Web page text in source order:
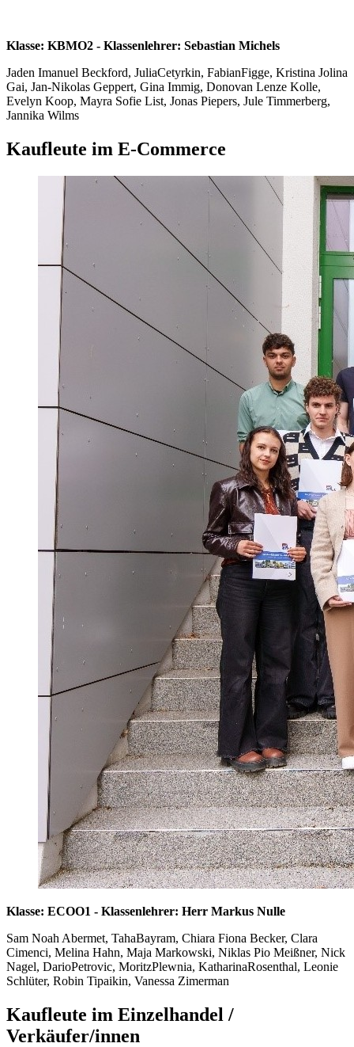
Klasse: KBMO2 - Klassenlehrer: Sebastian Michels
Jaden Imanuel Beckford, JuliaCetyrkin, FabianFigge, Kristina Jolina
Gai, Jan-Nikolas Geppert, Gina Immig, Donovan Lenze Kolle,
Evelyn Koop, Mayra Sofie List, Jonas Piepers, Jule Timmerberg,
Jannika Wilms
Kaufleute im E-Commerce
Klasse: ECOO1 - Klassenlehrer: Herr Markus Nulle
Sam Noah Abermet, TahaBayram, Chiara Fiona Becker, Clara
Cimenci, Melina Hahn, Maja Markowski, Niklas Pio Meißner, Nick
Nagel, DarioPetrovic, MoritzPlewnia, KatharinaRosenthal, Leonie
Schlüter, Robin Tipaikin, Vanessa Zimerman
Kaufleute im Einzelhandel /
Verkäufer/innen